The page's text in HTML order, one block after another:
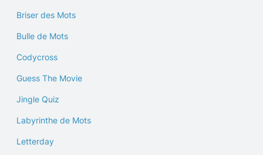
Briser des Mots
Bulle de Mots
Codycross
Guess The Movie
Jingle Quiz
Labyrinthe de Mots
Letterday